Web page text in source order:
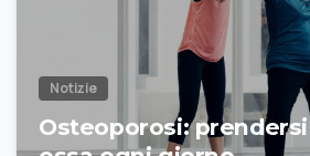
Notizie
Osteoporosi: